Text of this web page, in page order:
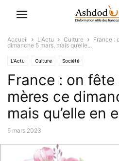
Accueil L'Actu Culture
France :
dimanche 5 mars, mais qu’elle...
L'Actu Culture Société
France : on
mères ce
mais qu’elle en
5 mars 2023